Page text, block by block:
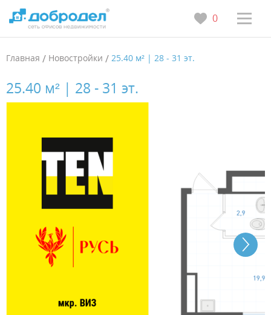
0
Главная / Новостройки / 25.40 м² | 28 - 31 эт.
25.40 м² | 28 - 31 эт.